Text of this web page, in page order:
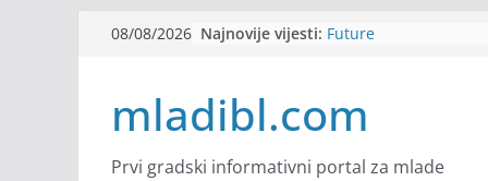
08/08/2026 Najnovije vijesti: Filmovi za budućnost
Dijaspora Servis
Stomatologija
mladibl.com
Prvi gradski informativni portal za mlade